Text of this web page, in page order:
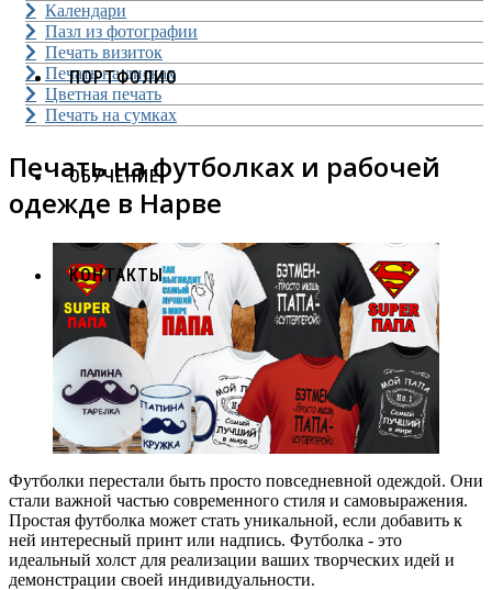
ПОРТФОЛИО
ОБУЧЕНИЕ
КОНТАКТЫ
Календари
Пазл из фотографии
Печать визиток
Печать на дисках
Цветная печать
Печать на сумках
Печать на футболках и рабочей
одежде в Нарве
Футболки перестали быть просто повседневной одеждой. Они
стали важной частью современного стиля и самовыражения.
Простая футболка может стать уникальной, если добавить к
ней интересный принт или надпись. Футболка - это
идеальный холст для реализации ваших творческих идей и
демонстрации своей индивидуальности.